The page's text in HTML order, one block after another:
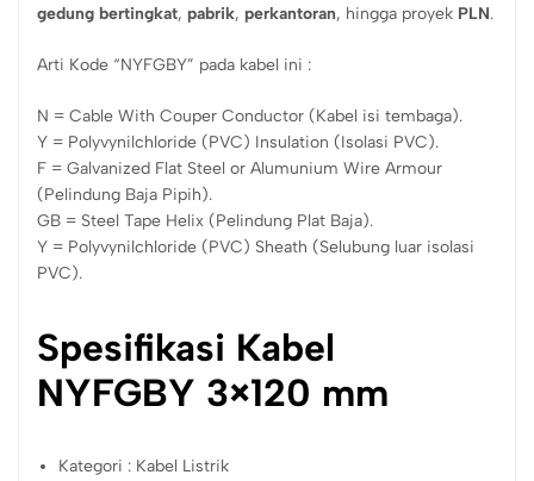
gedung bertingkat, pabrik, perkantoran, hingga proyek PLN.
Arti Kode “NYFGBY” pada kabel ini :
N = Cable With Couper Conductor (Kabel isi tembaga).
Y = Polyvynilchloride (PVC) Insulation (Isolasi PVC).
F = Galvanized Flat Steel or Alumunium Wire Armour
(Pelindung Baja Pipih).
GB = Steel Tape Helix (Pelindung Plat Baja).
Y = Polyvynilchloride (PVC) Sheath (Selubung luar isolasi
PVC).
Spesifikasi Kabel
NYFGBY 3×120 mm
Kategori : Kabel Listrik